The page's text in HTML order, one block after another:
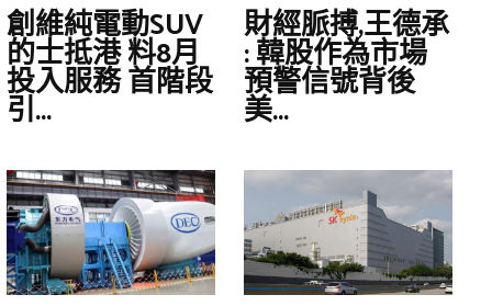
創維純電動SUV
的士抵港 料8月
投入服務 首階段
引...
財經脈搏,王德承
: 韓股作為市場
預警信號背後
美...